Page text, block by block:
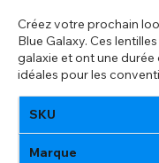
Créez votre prochain
Blue Galaxy. Ces
galaxie et ont une durée
idéales pour les
SKU
Marque